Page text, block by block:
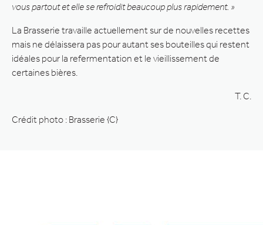
vous partout et elle se refroidit beaucoup plus rapidement. »
La Brasserie travaille actuellement sur de nouvelles recettes
mais ne délaissera pas pour autant ses bouteilles qui restent
idéales pour la refermentation et le vieillissement de
certaines bières.
T. C.
Crédit photo : Brasserie {C}